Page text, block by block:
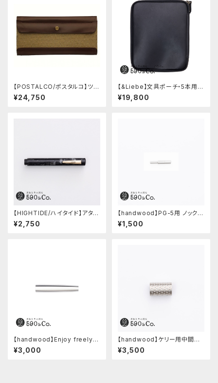
【POSTALCO/ポスタルコ】ツー
ルボックス (Olive Green)
¥24,750
【&Liebe】文具ポーチ・5本用
(スムースブラック)
¥19,800
【HIGHTIDE/ハイタイド】アタシ
ェ マーブル万年筆 (ブラック)
¥2,750
【handwood】PG-5用 ノックボ
タン (超々ジュラルミン)
¥1,500
【handwood】Enjoy freely
後軸 (超超ジュラルミン)
¥3,000
【handwood】ケリー用中間パ
ーツ/カスタムグリップ (ディンプ
ル/ステンレス)
¥3,500